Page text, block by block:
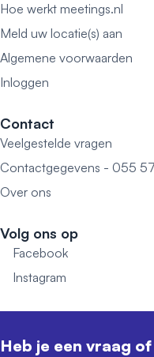
Hoe werkt meetings.nl
Meld uw locatie(s) aan
Algemene voorwaarden
Inloggen
Contact
Veelgestelde vragen
Contactgegevens - 055
Over ons
Volg ons op
Facebook
Instagram
Heb je een vraag